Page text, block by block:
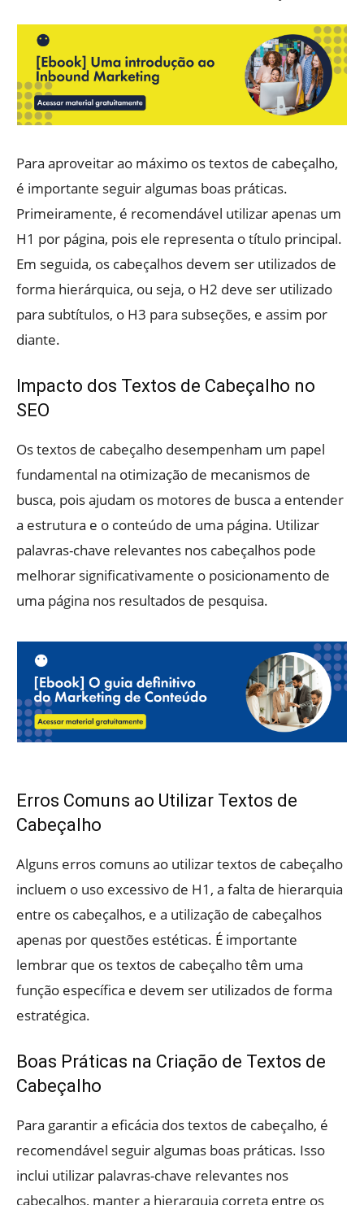
Para aproveitar ao máximo os textos de cabeçalho,
é importante seguir algumas boas práticas.
Primeiramente, é recomendável utilizar apenas um
H1 por página, pois ele representa o título principal.
Em seguida, os cabeçalhos devem ser utilizados de
forma hierárquica, ou seja, o H2 deve ser utilizado
para subtítulos, o H3 para subseções, e assim por
diante.
Impacto dos Textos de Cabeçalho no
SEO
Os textos de cabeçalho desempenham um papel
fundamental na otimização de mecanismos de
busca, pois ajudam os motores de busca a entender
a estrutura e o conteúdo de uma página. Utilizar
palavras-chave relevantes nos cabeçalhos pode
melhorar significativamente o posicionamento de
uma página nos resultados de pesquisa.
Erros Comuns ao Utilizar Textos de
Cabeçalho
Alguns erros comuns ao utilizar textos de cabeçalho
incluem o uso excessivo de H1, a falta de hierarquia
entre os cabeçalhos, e a utilização de cabeçalhos
apenas por questões estéticas. É importante
lembrar que os textos de cabeçalho têm uma
função específica e devem ser utilizados de forma
estratégica.
Boas Práticas na Criação de Textos de
Cabeçalho
Para garantir a eficácia dos textos de cabeçalho, é
recomendável seguir algumas boas práticas. Isso
inclui utilizar palavras-chave relevantes nos
cabeçalhos, manter a hierarquia correta entre os